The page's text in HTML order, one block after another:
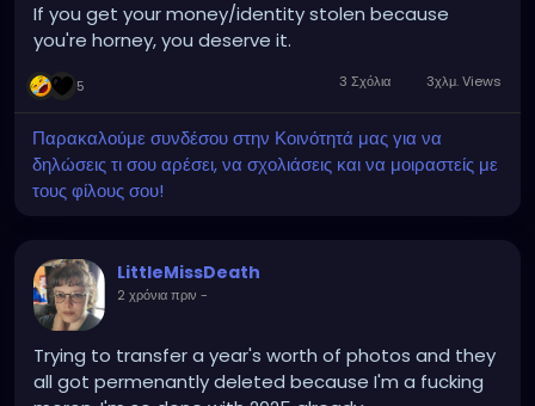
If you get your money/identity stolen because
you're horney, you deserve it.
5 3 Σχόλια 3χλμ. Views
Παρακαλούμε συνδέσου στην Κοινότητά μας για να
δηλώσεις τι σου αρέσει, να σχολιάσεις και να μοιραστείς με
τους φίλους σου!
LittleMissDeath
2 χρόνια πριν -
Trying to transfer a year's worth of photos and they
all got permenantly deleted because I'm a fucking